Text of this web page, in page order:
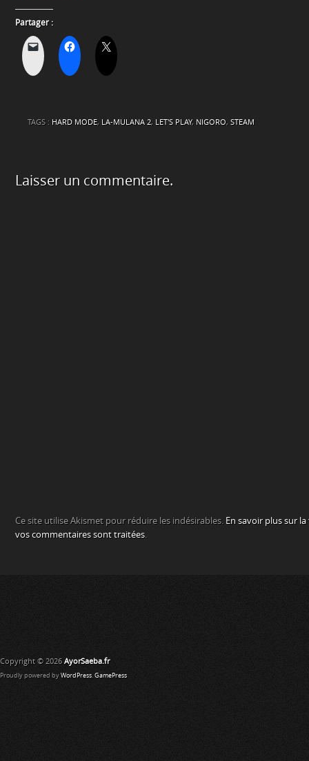
Partager :
TAGS : HARD MODE, LA-MULANA 2, LET'S PLAY, NIGORO, STEAM
Laisser un commentaire.
Ce site utilise Akismet pour réduire les indésirables. En savoir plus sur
vos commentaires sont traitées.
Copyright © 2026 AyorSaeba.fr
Proudly powered by WordPress. GamePress